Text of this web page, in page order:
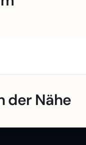
der Nähe